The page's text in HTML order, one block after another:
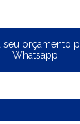
seu orçamento
Whatsapp